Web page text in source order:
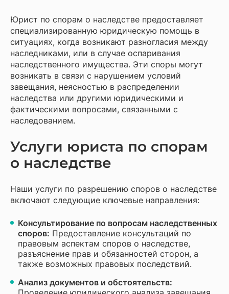
Юрист по спорам о наследстве предоставляет
специализированную юридическую помощь в
ситуациях, когда возникают разногласия между
наследниками, или в случае оспаривания
наследственного имущества. Эти споры могут
возникать в связи с нарушением условий
завещания, неясностью в распределении
наследства или другими юридическими и
фактическими вопросами, связанными с
наследованием.
Услуги юриста по спорам
о наследстве
Наши услуги по разрешению споров о наследстве
включают следующие ключевые направления:
Консультирование по вопросам наследственных
споров: Предоставление консультаций по
правовым аспектам споров о наследстве,
разъяснение прав и обязанностей сторон, а
также возможных правовых последствий.
Анализ документов и обстоятельств: